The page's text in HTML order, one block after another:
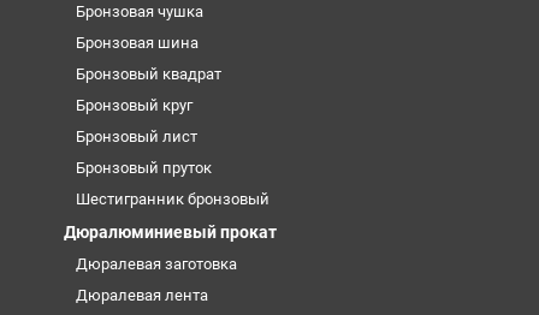
Бронзовая чушка
Бронзовая шина
Бронзовый квадрат
Бронзовый круг
Бронзовый лист
Бронзовый пруток
Шестигранник бронзовый
Дюралюминиевый прокат
Дюралевая заготовка
Дюралевая лента